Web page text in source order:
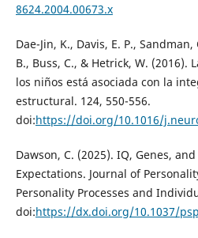
8624.2004.00673.x
Dae-Jin, K., Davis, E. P.,
B., Buss, C., & Hetrick, W. (2016).
los niños está asociada con la
estructural. 124, 550-556.
doi:https://doi.org/10.1016/
Dawson, C. (2025). IQ, Genes,
Expectations. Journal of
Personality Processes and
doi:https://dx.doi.org/10.1037/